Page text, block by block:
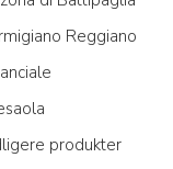
Reggiano
produkter